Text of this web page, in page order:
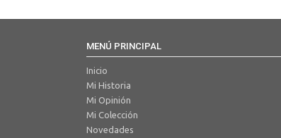
MENÚ PRINCIPAL
Inicio
Mi Historia
Mi Opinión
Mi Colección
Novedades